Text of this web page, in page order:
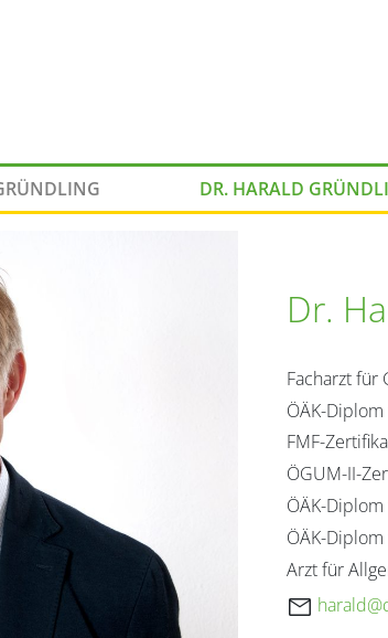
DR. HARALD
Dr.
Facharzt für
ÖÄK-
FMF-
ÖGUM-II-
ÖÄK-
ÖÄK-
Arzt für
mail @dlar
ah